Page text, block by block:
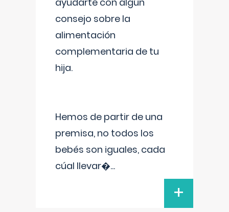
consejo sobre la
alimentación
complementaria de tu
hija.
Hemos de partir de una
premisa, no todos los
bebés son iguales, cada
cúal llevar�...
+